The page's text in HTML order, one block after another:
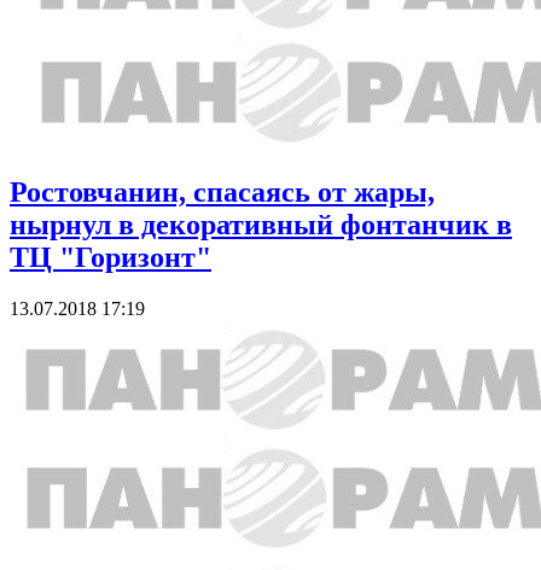
Ростовчанин, спасаясь от жары,
нырнул в декоративный фонтанчик в
ТЦ "Горизонт"
13.07.2018 17:19